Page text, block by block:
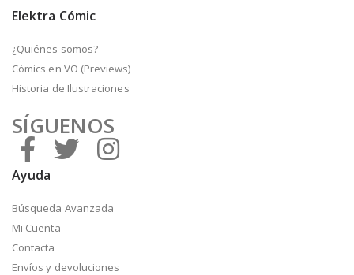
Elektra Cómic
¿Quiénes somos?
Cómics en VO (Previews)
Historia de Ilustraciones
SÍGUENOS
Ayuda
Búsqueda Avanzada
Mi Cuenta
Contacta
Envíos y devoluciones